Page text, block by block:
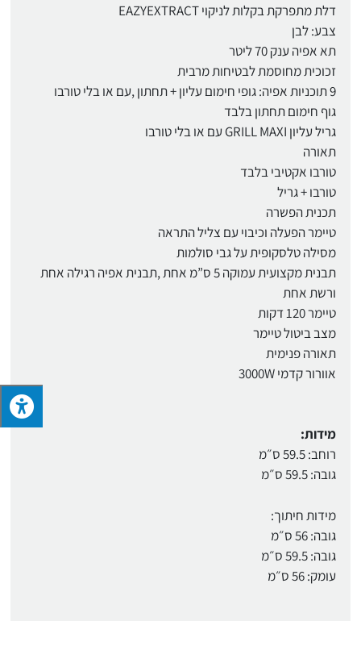
דלת מתפרקת בקלות לניקוי EAZYEXTRACT
צבע: לבן
תא אפיה ענק 70 ליטר
זכוכית מחוסמת לבטיחות מרבית
9 תוכניות אפיה: גופי חימום עליון + תחתון ,עם או בלי טורבו
גוף חימום תחתון בלבד
גריל עליון GRILL MAXI עם או בלי טורבו
תאורה
טורבו אקטיבי בלבד
טורבו + גריל
תכנית הפשרה
טיימר הפעלה וכיבוי עם צליל התראה
מסילה טלסקופית על גבי סולמות
תבנית מקצועית עמוקה 5 ס”מ אחת ,תבנית אפיה רגילה אחת
ורשת אחת
טיימר 120 דקות
מצב ביטול טיימר
תאורה פנימית
אוורור קדמי 3000W
מידות:
רוחב: 59.5 ס״מ
גובה: 59.5 ס״מ
‍מידות חיתוך:
גובה: 56 ס״מ
גובה: 59.5 ס״מ
עומק: 56 ס״מ